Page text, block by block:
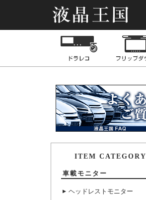
ITEM CATEGORY
車載モニター
ヘッドレストモニター